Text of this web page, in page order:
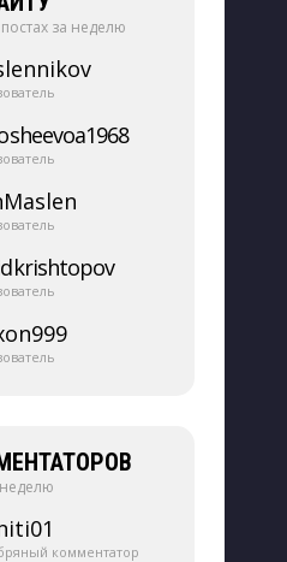
за неделю
комментатор